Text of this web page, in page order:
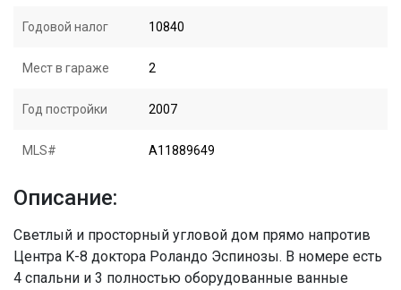
Годовой налог 10840
Мест в гараже 2
Год постройки 2007
MLS# A11889649
Описание:
Светлый и просторный угловой дом прямо напротив
Центра K-8 доктора Роландо Эспинозы. В номере есть
4 спальни и 3 полностью оборудованные ванные